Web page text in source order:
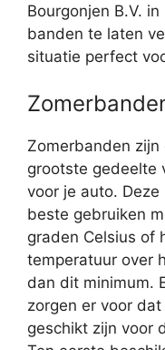
Bourgonjen B.V.
banden te laten
situatie perfect
Zomerbanden
grootste gedeelte
voor je auto.
beste gebruiken
graden Celsius of
temperatuur over
dan dit minimum.
zorgen er voor
geschikt zijn voor